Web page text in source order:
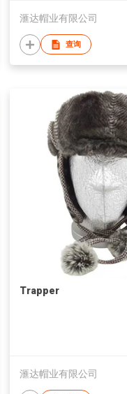
滙达帽业有限公司
查询
Trapper
滙达帽业有限公司